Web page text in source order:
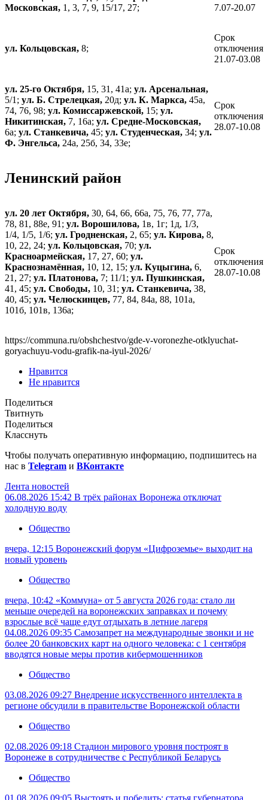
Московская, 1, 3, 7, 9, 15/17, 27;
7.07-20.07
ул. Кольцовская, 8;
Срок
отключения
21.07-03.08
ул. 25-го Октября, 15, 31, 41а; ул. Арсенальная,
5/1; ул. Б. Стрелецкая, 20д; ул. К. Маркса, 45а,
74, 76, 98; ул. Комиссаржевской, 15; ул.
Никитинская, 7, 16а; ул. Средне-Московская,
6а; ул. Станкевича, 45; ул. Студенческая, 34; ул.
Ф. Энгельса, 24а, 25б, 34, 33е;
Срок
отключения
28.07-10.08
Ленинский район
ул. 20 лет Октября, 30, 64, 66, 66а, 75, 76, 77, 77а,
78, 81, 88е, 91; ул. Ворошилова, 1в, 1г; 1д, 1/3,
1/4, 1/5, 1/6; ул. Гродненская, 2, 65; ул. Кирова, 8,
10, 22, 24; ул. Кольцовская, 70; ул.
Красноармейская, 17, 27, 60; ул.
Краснознамённая, 10, 12, 15; ул. Куцыгина, 6,
21, 27; ул. Платонова, 7; 11/1; ул. Пушкинская,
41, 45; ул. Свободы, 10, 31; ул. Станкевича, 38,
40, 45; ул. Челюскинцев, 77, 84, 84а, 88, 101а,
101б, 101в, 136а;
Срок
отключения
28.07-10.08
https://communa.ru/obshchestvo/gde-v-voronezhe-otklyuchat-
goryachuyu-vodu-grafik-na-iyul-2026/
Нравится
Не нравится
Поделиться
Твитнуть
Поделиться
Класснуть
Чтобы получать оперативную информацию, подпишитесь на
нас в Telegram и ВКонтакте
Лента новостей
06.08.2026 15:42 В трёх районах Воронежа отключат
холодную воду
Общество
вчера, 12:15 Воронежский форум «Цифроземье» выходит на
новый уровень
Общество
вчера, 10:42 «Коммуна» от 5 августа 2026 года: стало ли
меньше очередей на воронежских заправках и почему
взрослые всё чаще едут отдыхать в летние лагеря
04.08.2026 09:35 Самозапрет на международные звонки и не
более 20 банковских карт на одного человека: с 1 сентября
вводятся новые меры против кибермошенников
Общество
03.08.2026 09:27 Внедрение искусственного интеллекта в
регионе обсудили в правительстве Воронежской области
Общество
02.08.2026 09:18 Стадион мирового уровня построят в
Воронеже в сотрудничестве с Республикой Беларусь
Общество
01.08.2026 09:05 Выстоять и победить: статья губернатора